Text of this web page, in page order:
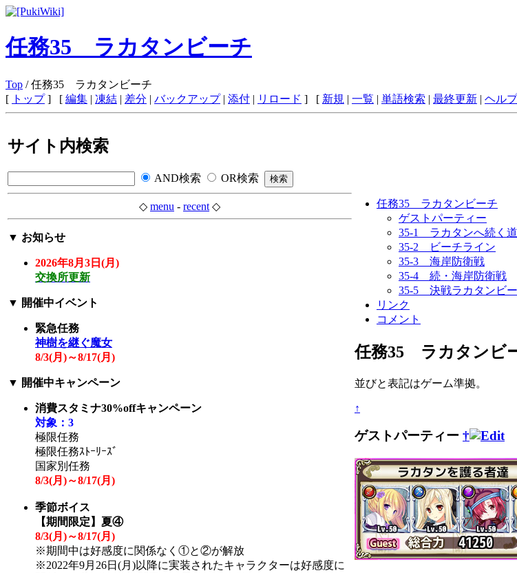
任務35 ラカタンビーチ
Top / 任務35 ラカタンビーチ
[ トップ] [ 編集 | 凍結 | 差分 | バックアップ| 添付 | リロード ] [ 新規 | 一覧 | 単語検索 | 最終更新 | ヘルプ
サイト内検索
AND検索 OR検索
◇ menu - recent ◇
▼ お知らせ
2026年8月3日(月)
交換所更新
▼ 開催中イベント
緊急任務
神樹を継ぐ魔女
8/3(月 )～8/17(月 )
▼ 開催中キャンペーン
消費スタミナ30%offキャンペーン
対象：3
極限任務
極限任務ｽﾄｰﾘｰｽﾞ
国家別任務
8/3(月 )～8/17(月 )
季節ボイス
【期間限定】夏④
8/3(月 )～8/17(月 )
※期間中は好感度に関係なく①と②が解放
※2022年9月26日(月)以降に実装されたキャラクターは好感度に
任務35 ラカタンビーチ
ゲストパーティー
35-1 ラカタンへ続く道
35-2 ビーチライン
35-3 海岸防衛戦
35-4 続・海岸防衛戦
35-5 決戦ラカタンビ
リンク
コメント
任務35 ラカタンビ
並びと表記はゲーム準拠。
↑
ゲストパーティー †